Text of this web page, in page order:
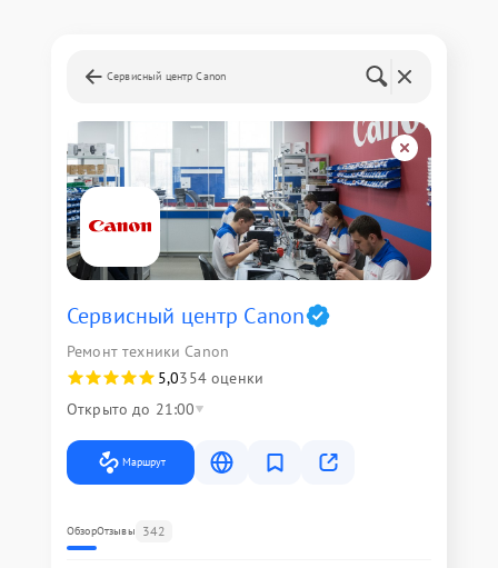
Сервисный центр Canon
Сервисный центр Canon
Ремонт техники Canon
5,0354 оценки
Открыто до 21:00
Маршрут
ОбзорОтзывы 342